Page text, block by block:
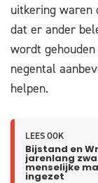
uitkering waren
dat er ander
wordt
negental
helpen.
LEES OOK
Bijstand en
jarenlang
menselijke
ingezet